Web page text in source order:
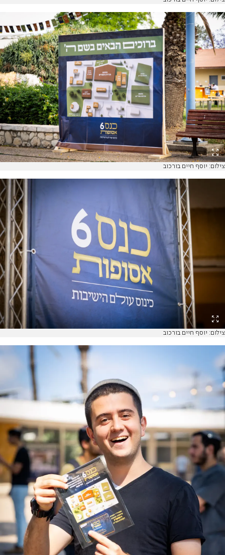
צילום: יוסף חיים בורכוב
צילום: יוסף חיים בורכוב